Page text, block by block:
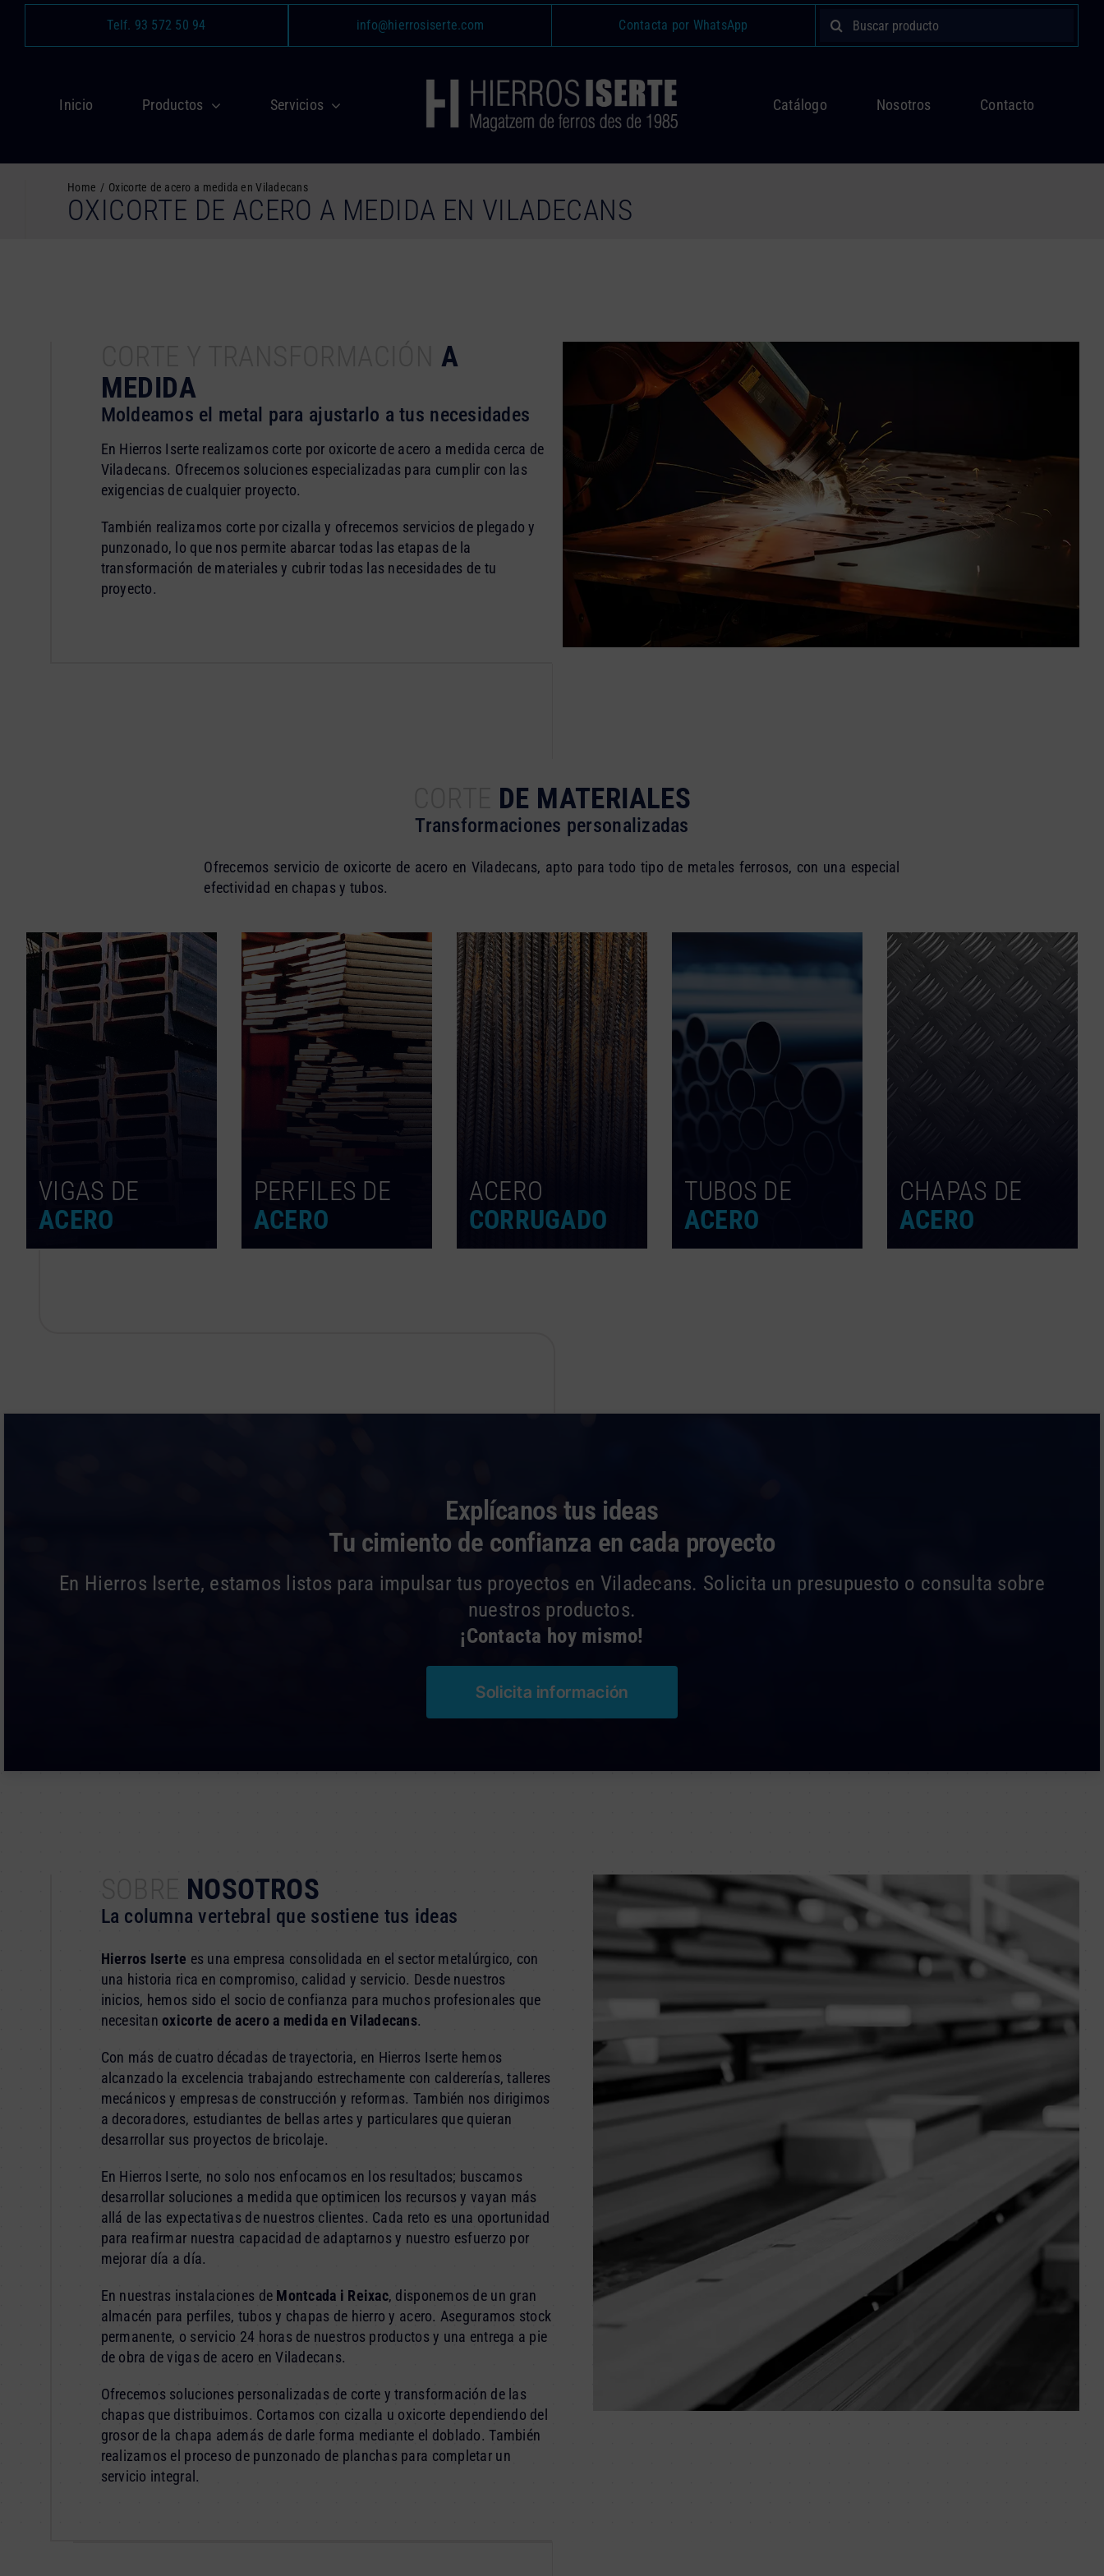
Saltar
contenido
Telf. 93 572 50 94 info@hierrosiserte.com Contacta por WhatsApp Buscar:
Inicio Productos Servicios Catálogo Nosotros Contacto
Home Oxicorte de acero a medida en Viladecans
OXICORTE DE ACERO A MEDIDA EN VILADECANS
A
MEDIDA
Moldeamos el metal para ajustarlo a tus necesidades
En Hierros Iserte realizamos corte por oxicorte de acero a medida cerca de
Viladecans. Ofrecemos soluciones especializadas para cumplir con las
exigencias de cualquier proyecto.
También realizamos corte por cizalla y ofrecemos servicios de plegado y
punzonado, lo que nos permite abarcar todas las etapas de la
transformación de materiales y cubrir todas las necesidades de tu
proyecto.
DE MATERIALES
Transformaciones personalizadas
Ofrecemos servicio de oxicorte de acero en Viladecans, apto para todo tipo de metales ferrosos, con una especial
efectividad en chapas y tubos.
VIGAS DE
ACERO
PERFILES DE
ACERO
ACERO
CORRUGADO
TUBOS DE
ACERO
CHAPAS DE
ACERO
Explícanos tus ideas
Tu cimiento de confianza en cada proyecto
En Hierros Iserte, estamos listos para impulsar tus proyectos en Viladecans. Solicita un presupuesto o consulta sobre
nuestros productos.
¡Contacta hoy mismo!
Solicita información
NOSOTROS
La columna vertebral que sostiene tus ideas
Hierros Iserte es una empresa consolidada en el sector metalúrgico, con
una historia rica en compromiso, calidad y servicio. Desde nuestros
inicios, hemos sido el socio de confianza para muchos profesionales que
necesitanoxicorte de acero a medida en Viladecans.
Con más de cuatro décadas de trayectoria, en Hierros Iserte hemos
alcanzado la excelencia trabajando estrechamente con caldererías, talleres
mecánicos y empresas de construcción y reformas. También nos dirigimos
a decoradores, estudiantes de bellas artes y particulares que quieran
desarrollar sus proyectos de bricolaje.
En Hierros Iserte, no solo nos enfocamos en los resultados; buscamos
desarrollar soluciones a medida que optimicen los recursos y vayan más
allá de las expectativas de nuestros clientes. Cada reto es una oportunidad
para reafirmar nuestra capacidad de adaptarnos y nuestro esfuerzo por
mejorar día a día.
En nuestras instalaciones de Montcada i Reixac, disponemos de un gran
almacén para perfiles, tubos y chapas de hierro y acero. Aseguramos stock
permanente, o servicio 24 horas de nuestros productos y una entrega a pie
de obra de vigas de acero en Viladecans.
Ofrecemos soluciones personalizadas de corte y transformación de las
chapas que distribuimos. Cortamos con cizalla u oxicorte dependiendo del
grosor de la chapa además de darle forma mediante el doblado. También
realizamos el proceso de punzonado de planchas para completar un
servicio integral.